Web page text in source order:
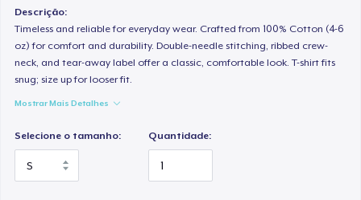
Descrição:
Timeless and reliable for everyday wear. Crafted from 100% Cotton (4-6
oz) for comfort and durability. Double-needle stitching, ribbed crew-
neck, and tear-away label offer a classic, comfortable look. T-shirt fits
snug; size up for looser fit.
Mostrar Mais Detalhes
Selecione o tamanho: Quantidade: